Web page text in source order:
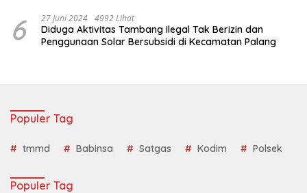
6 27 Juni 2024 4992 Lihat
Diduga Aktivitas Tambang Ilegal Tak Berizin dan
Penggunaan Solar Bersubsidi di Kecamatan Palang
Populer Tag
tmmd Babinsa Satgas Kodim Polsek
Populer Tag